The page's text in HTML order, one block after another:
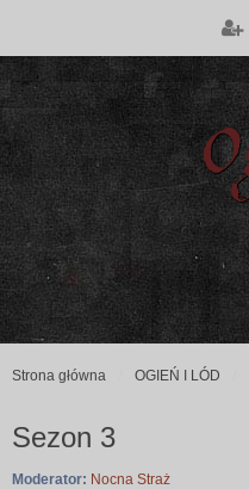
Strona główna OGIEŃ I LÓD
Sezon 3
Moderator: Nocna Straż